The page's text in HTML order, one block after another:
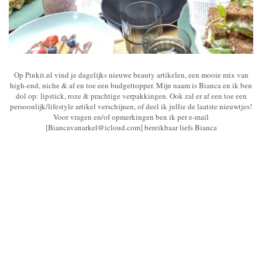
Op Pinkit.nl vind je dagelijks nieuwe beauty artikelen, een mooie mix van
high-end, niche & af en toe een budgettopper. Mijn naam is Bianca en ik ben
dol op: lipstick, roze & prachtige verpakkingen. Ook zal er af een toe een
persoonlijk/lifestyle artikel verschijnen, of deel ik jullie de laatste nieuwtjes!
Voor vragen en/of opmerkingen ben ik per e-mail
[Biancavanarkel@icloud.com] bereikbaar liefs Bianca